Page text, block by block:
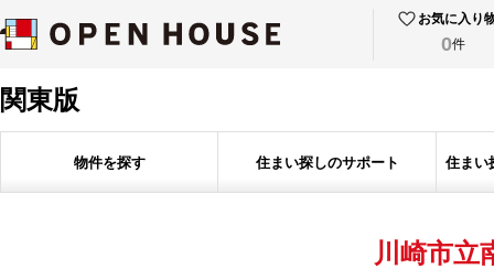
お気に入り
0件
関東版
物件を探す 住まい探しのサポート 住まい
川崎市立